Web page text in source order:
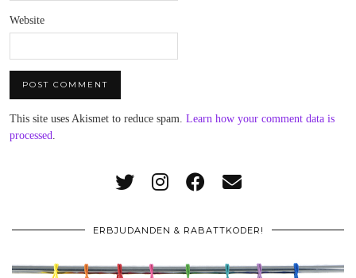
Website
This site uses Akismet to reduce spam. Learn how your comment data is
processed
ERBJUDANDEN & RABATTKODER!